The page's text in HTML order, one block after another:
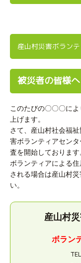
産山村災害ボラン
被災者の皆様へ
このたびの〇〇〇に
上げます。
さて、産山村社会福
害ボランティアセン
査を開始しております
ボランティアによる
される場合は産山村
い。
産山村
ボラン
TEL.